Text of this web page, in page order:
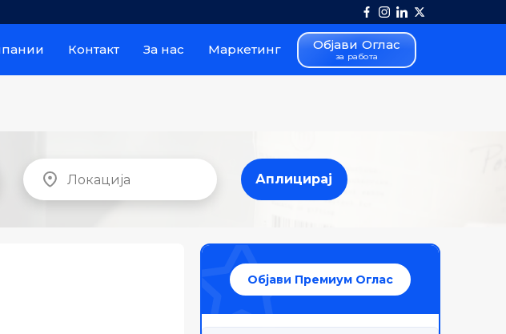
Контакт За нас Маркетинг Објави Оглас
за работа
Аплицирај
Аплицирај
Објави Премиум Оглас